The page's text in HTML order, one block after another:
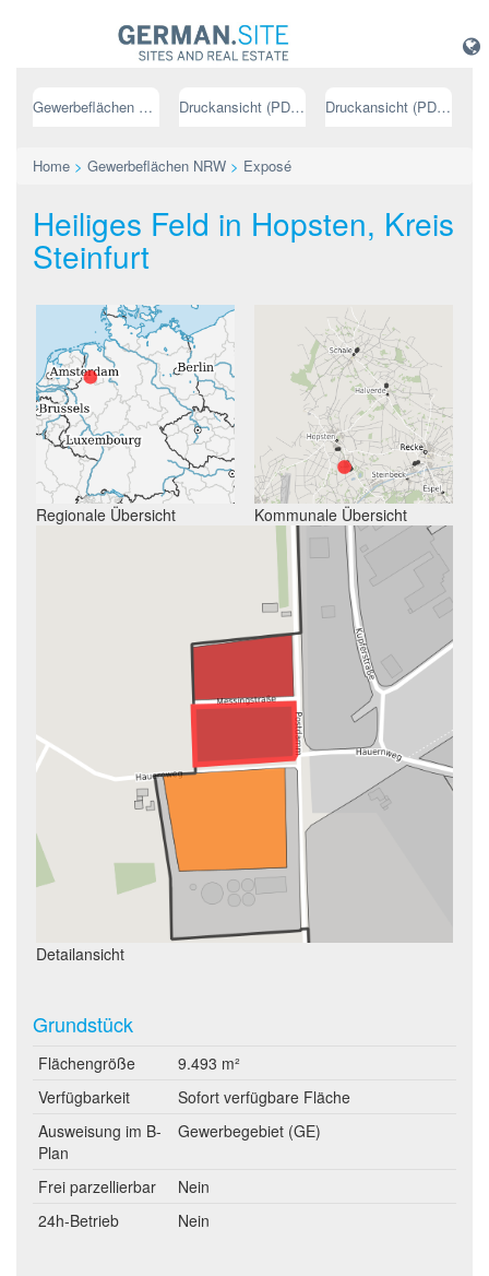
Gewerbeflächen NRW Druckansicht (PDF) // deutsch Druckansicht (PDF) // englisch
Home > Gewerbeflächen NRW > Exposé
Heiliges Feld in Hopsten, Kreis
Steinfurt
Regionale Übersicht Kommunale Übersicht
Detailansicht
Grundstück
Flächengröße
9.493 m²
Verfügbarkeit
Sofort verfügbare Fläche
Ausweisung im B-
Plan
Gewerbegebiet (GE)
Frei parzellierbar
Nein
24h-Betrieb
Nein